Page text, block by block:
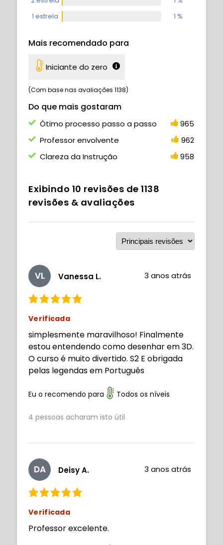
1 estrela
1 %
Mais recomendado para
Iniciante do zero
(Com base nas avaliações 1138)
Do que mais gostaram
Ótimo processo passo a passo
965
Professor envolvente
962
Clareza da Instrução
958
Exibindo 10 revisões de 1138
revisões & avaliações
VL Vanessa L. 3 anos atrás
Verificada
simplesmente maravilhoso! Finalmente
estou entendendo como desenhar em 3D.
O curso é muito divertido. S2 E obrigada
pelas legendas em Português
Eu o recomendo para Todos os níveis
4 pessoas acharam isto útil
DA Deisy A. 3 anos atrás
Verificada
Professor excelente.